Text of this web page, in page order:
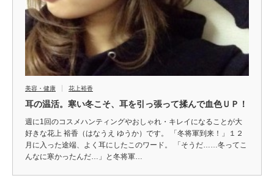
美容・健康 花上裕香
耳の温活。寒い冬こそ、耳を引っ張って揉んで血色ＵＰ！
週に1回のコスメハンティングやおしゃれ・キレイになることが大
好きな花上 裕香（はなうえ ゆうか）です。 「冬将軍到来！」１２
月に入った途端、よく耳にしたこのワード。 「そうだ……冬ってこ
んなに寒かったんだ…」と冬将軍…